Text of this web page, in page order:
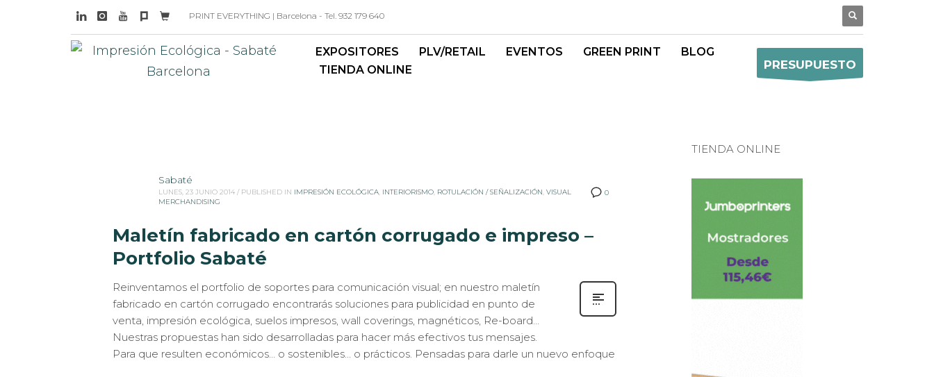
PRINT EVERYTHING | Barcelona - Tel. 932 179 640
EXPOSITORES PLV/RETAIL EVENTOS GREEN PRINT
BLOG
TIENDA ONLINE
PRESUPUESTO
0
Sabaté
LUNES, 23 JUNIO 2014 / PUBLISHED IN IMPRESIÓN ECOLÓGICA, INTERIORISMO, ROTULACIÓN / SEÑALIZACIÓN, VISUAL
MERCHANDISING
Maletín fabricado en cartón corrugado e impreso –
Portfolio Sabaté
Reinventamos el portfolio de soportes para comunicación visual; en nuestro maletín
fabricado en cartón corrugado encontrarás soluciones para publicidad en punto de
venta, impresión ecológica, suelos impresos, wall coverings, magnéticos, Re-board…
Nuestras propuestas han sido desarrolladas para hacer más efectivos tus mensajes.
Para que resulten económicos… o sostenibles… o prácticos. Pensadas para darle un nuevo enfoque
TIENDA ONLINE